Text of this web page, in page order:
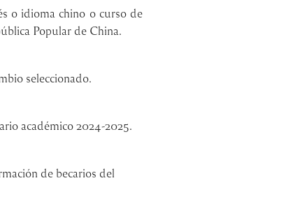
o idioma chino o curso de
Popular de China.
seleccionado.
académico 2024-2025.
de becarios del